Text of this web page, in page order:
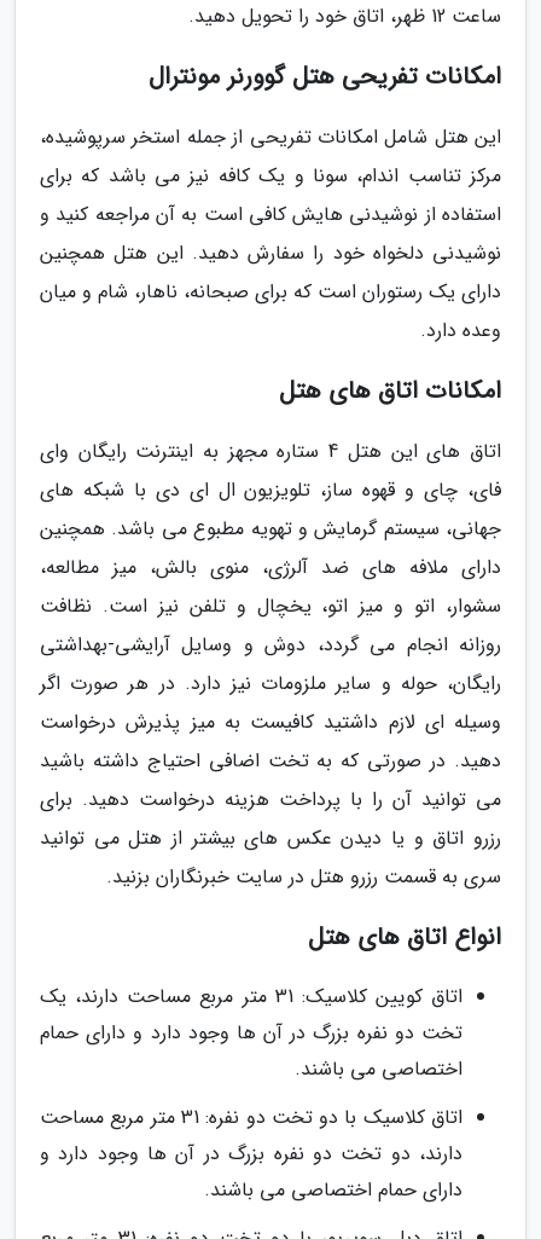
ساعت 12 ظهر، اتاق خود را تحویل دهید.
امکانات تفریحی هتل گوورنر مونترال
این هتل شامل امکانات تفریحی از جمله استخر سرپوشیده،
مرکز تناسب اندام، سونا و یک کافه نیز می باشد که برای
استفاده از نوشیدنی هایش کافی است به آن مراجعه کنید و
نوشیدنی دلخواه خود را سفارش دهید. این هتل همچنین
دارای یک رستوران است که برای صبحانه، ناهار، شام و میان
وعده دارد.
امکانات اتاق های هتل
اتاق های این هتل 4 ستاره مجهز به اینترنت رایگان وای
فای، چای و قهوه ساز، تلویزیون ال ای دی با شبکه های
جهانی، سیستم گرمایش و تهویه مطبوع می باشد. همچنین
دارای ملافه های ضد آلرژی، منوی بالش، میز مطالعه،
سشوار، اتو و میز اتو، یخچال و تلفن نیز است. نظافت
روزانه انجام می گردد، دوش و وسایل آرایشی-بهداشتی
رایگان، حوله و سایر ملزومات نیز دارد. در هر صورت اگر
وسیله ای لازم داشتید کافیست به میز پذیرش درخواست
دهید. در صورتی که به تخت اضافی احتیاج داشته باشید
می توانید آن را با پرداخت هزینه درخواست دهید. برای
رزرو اتاق و یا دیدن عکس های بیشتر از هتل می توانید
سری به قسمت رزرو هتل در سایت خبرنگاران بزنید.
انواع اتاق های هتل
اتاق کویین کلاسیک: 31 متر مربع مساحت دارند، یک
تخت دو نفره بزرگ در آن ها وجود دارد و دارای حمام
اختصاصی می باشند.
اتاق کلاسیک با دو تخت دو نفره: 31 متر مربع مساحت
دارند، دو تخت دو نفره بزرگ در آن ها وجود دارد و
دارای حمام اختصاصی می باشند.